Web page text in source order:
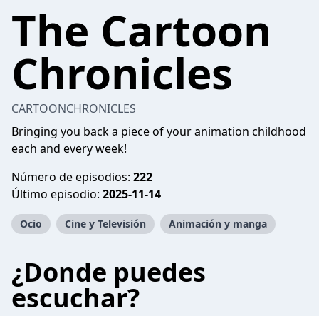
The Cartoon
Chronicles
CARTOONCHRONICLES
Bringing you back a piece of your animation childhood
each and every week!
Número de episodios: 222
Último episodio: 2025-11-14
Ocio Cine y Televisión Animación y manga
¿Donde puedes
escuchar?